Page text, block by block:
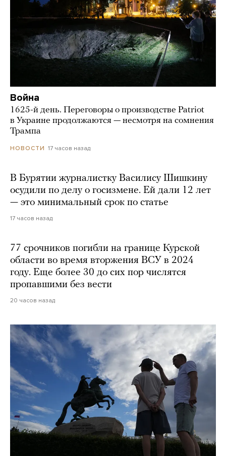
Война
1625-й день. Переговоры о производстве Patriot
в Украине продолжаются — несмотря на сомнения
Трампа
НОВОСТИ 17 часов назад
В Бурятии журналистку Василису Шишкину
осудили по делу о госизмене. Ей дали 12 лет
— это минимальный срок по статье
17 часов назад
77 срочников погибли на границе Курской
области во время вторжения ВСУ в 2024
году. Еще более 30 до сих пор числятся
пропавшими без вести
20 часов назад